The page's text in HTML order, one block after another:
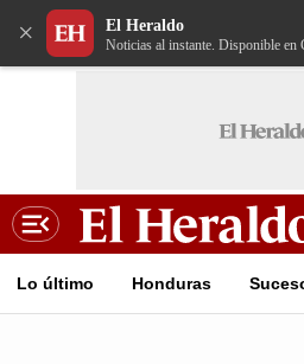
× El Heraldo
Noticias al instante. Disponible en
Lo último Honduras